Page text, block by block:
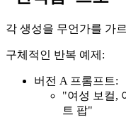
각 생성을 무언가를 가
구체적인 반복 예제:
버전 A 프롬프트:
"여성 보컬,
트 팝"